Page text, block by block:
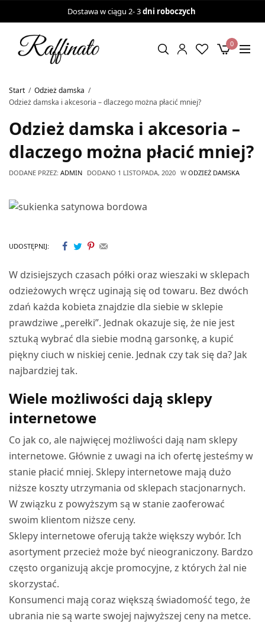
Dostawa w ciągu 2- 3dni roboczych
0
Start
Odzież damska
Odzież damska i akcesoria – dlaczego można płacić mniej?
Odzież damska i akcesoria –
dlaczego można płacić mniej?
DODANE PRZEZ: ADMIN DODANO 1 LISTOPADA, 2020 W ODZIEŻ DAMSKA
UDOSTĘPNIJ:
W dzisiejszych czasach półki oraz wieszaki w sklepach
odzieżowych wręcz uginają się od towaru. Bez dwóch
zdań każda kobieta znajdzie dla siebie w sklepie
prawdziwe „perełki”. Jednak okazuje się, że nie jest
sztuką wybrać dla siebie modną garsonkę, a kupić
piękny ciuch w niskiej cenie. Jednak czy tak się da? Jak
najbardziej tak.
Wiele możliwości dają sklepy
internetowe
Co jak co, ale najwięcej możliwości dają nam sklepy
internetowe. Głównie z uwagi na ich ofertę jesteśmy w
stanie płacić mniej. Sklepy internetowe mają dużo
niższe koszty utrzymania od sklepach stacjonarnych.
W związku z powyższym są w stanie zaoferować
swoim klientom niższe ceny.
Sklepy internetowe oferują także większy wybór. Ich
asortyment przecież może być nieograniczony. Bardzo
często organizują akcje promocyjne, z których żal nie
skorzystać.
Konsumenci mają coraz większą świadomość tego, że
ubrania nie są warte swojej najwyższej ceny na metce.